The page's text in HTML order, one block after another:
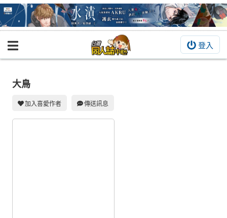
登入
BOOKY書集倉庫
同人周邊
大鳥
加入喜愛作者 傳送訊息